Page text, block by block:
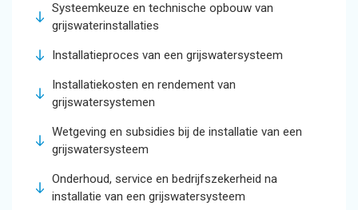
Systeemkeuze en technische opbouw van
grijswaterinstallaties
Installatieproces van een grijswatersysteem
Installatiekosten en rendement van
grijswatersystemen
Wetgeving en subsidies bij de installatie van een
grijswatersysteem
Onderhoud, service en bedrijfszekerheid na
installatie van een grijswatersysteem